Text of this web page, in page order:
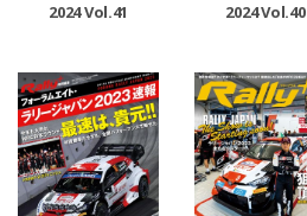
2024 Vol.41 2024 Vol.40